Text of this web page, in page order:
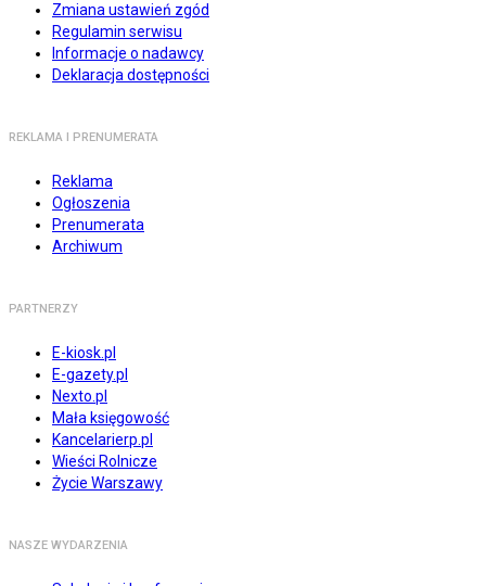
Zmiana ustawień zgód
Regulamin serwisu
Informacje o nadawcy
Deklaracja dostępności
REKLAMA I PRENUMERATA
Reklama
Ogłoszenia
Prenumerata
Archiwum
PARTNERZY
E-kiosk.pl
E-gazety.pl
Nexto.pl
Mała księgowość
Kancelarierp.pl
Wieści Rolnicze
Życie Warszawy
NASZE WYDARZENIA